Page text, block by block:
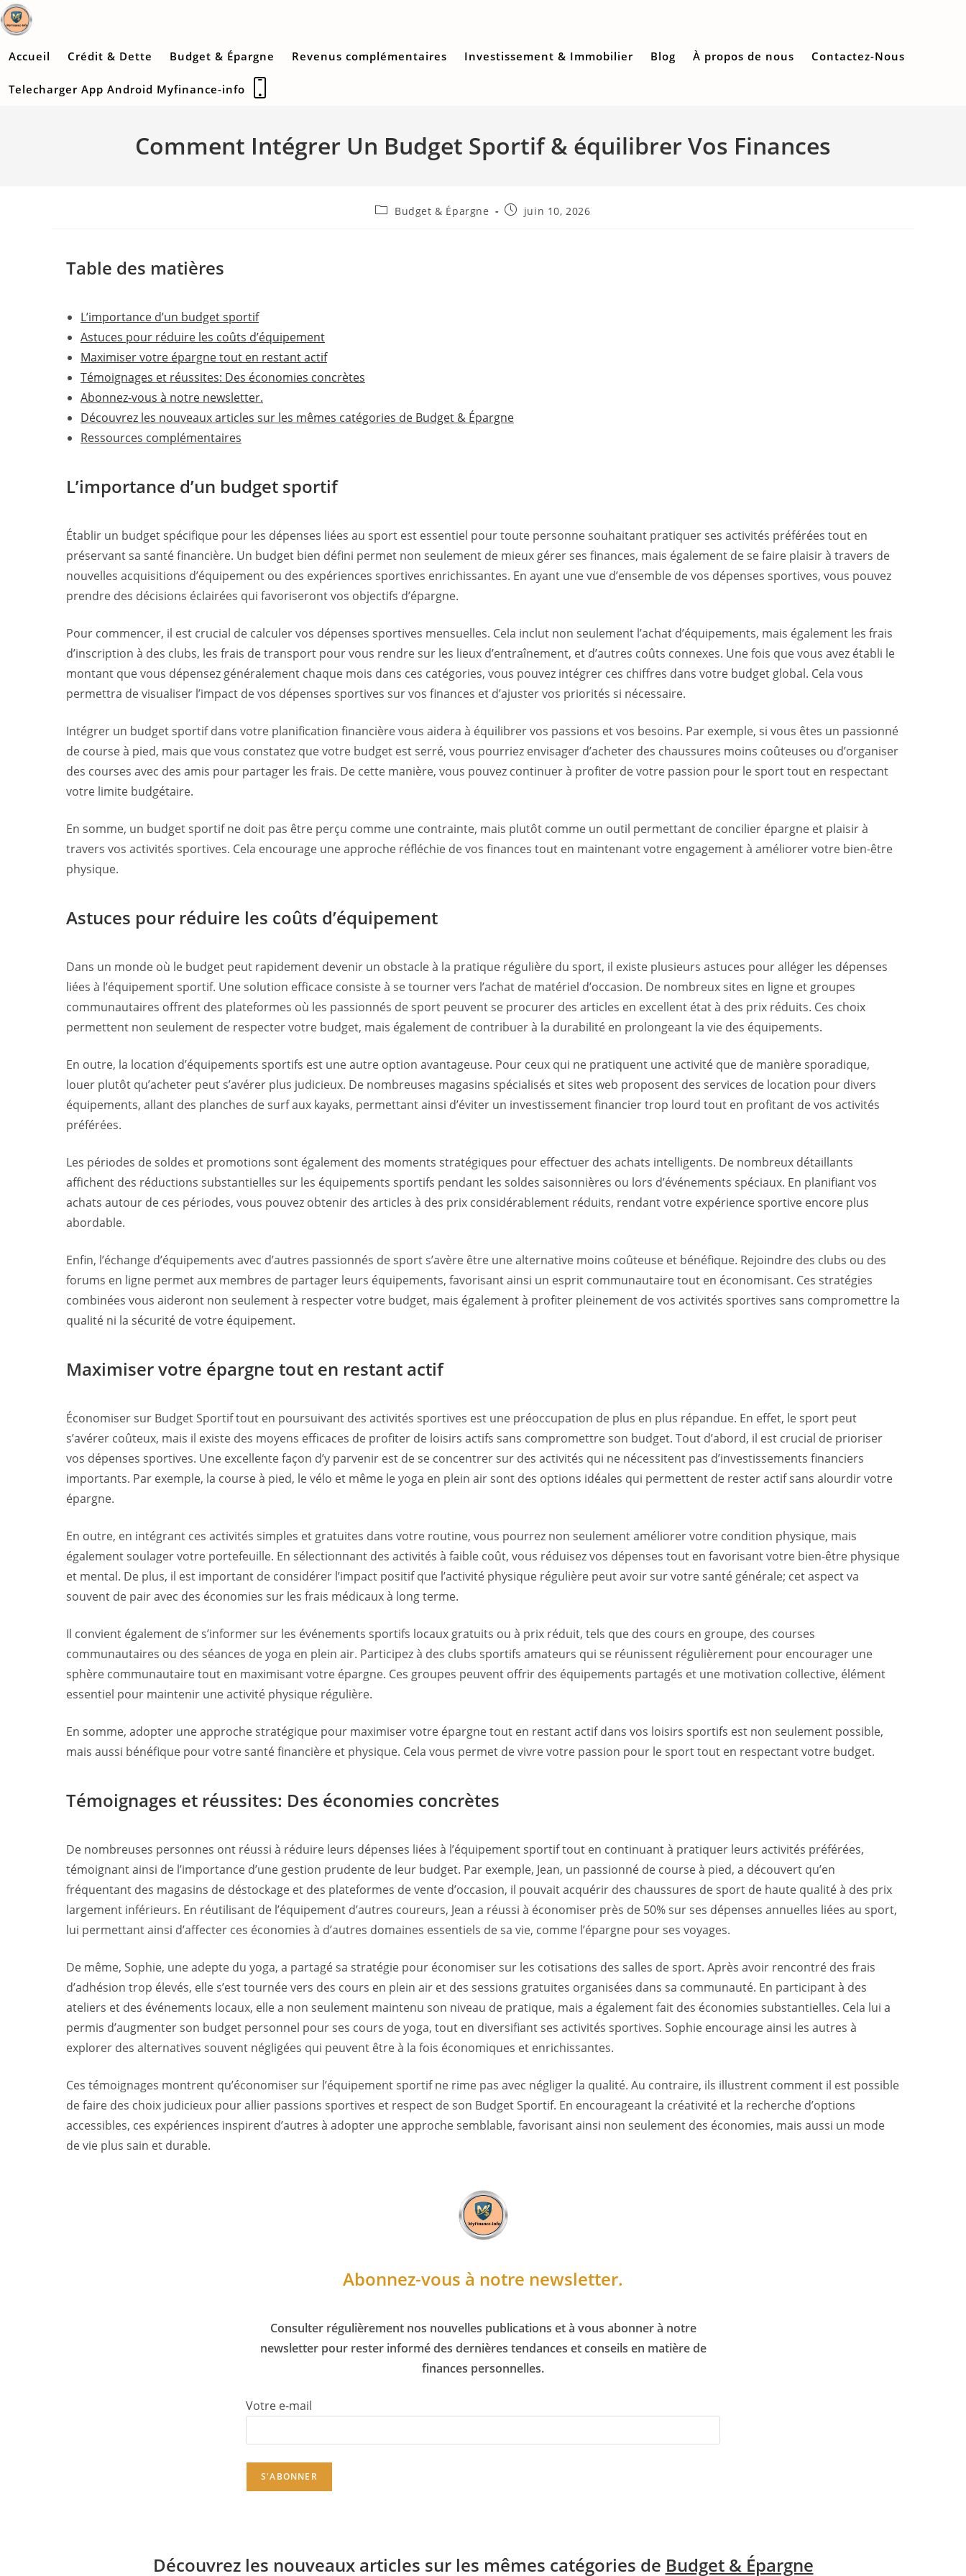
Skip
to
Accueil Crédit & Dette Budget & Épargne Revenus complémentaires Investissement & Immobilier Blog À propos de nous Contactez-Nous
Telecharger App Android Myfinance-info
Comment Intégrer Un Budget Sportif & équilibrer Vos Finances
PostBudget & Épargne
Publication
juin 10, 2026
Table des matières
L’importance d’un budget sportif
Astuces pour réduire les coûts d’équipement
Maximiser votre épargne tout en restant actif
Témoignages et réussites: Des économies concrètes
Abonnez-vous à notre newsletter.
Découvrez les nouveaux articles sur les mêmes catégories de Budget & Épargne
Ressources complémentaires
L’importance d’un budget sportif
Établir un budget spécifique pour les dépenses liées au sport est essentiel pour toute personne souhaitant pratiquer ses activités préférées tout en
préservant sa santé financière. Un budget bien défini permet non seulement de mieux gérer ses finances, mais également de se faire plaisir à travers de
nouvelles acquisitions d’équipement ou des expériences sportives enrichissantes. En ayant une vue d’ensemble de vos dépenses sportives, vous pouvez
prendre des décisions éclairées qui favoriseront vos objectifs d’épargne.
Pour commencer, il est crucial de calculer vos dépenses sportives mensuelles. Cela inclut non seulement l’achat d’équipements, mais également les frais
d’inscription à des clubs, les frais de transport pour vous rendre sur les lieux d’entraînement, et d’autres coûts connexes. Une fois que vous avez établi le
montant que vous dépensez généralement chaque mois dans ces catégories, vous pouvez intégrer ces chiffres dans votre budget global. Cela vous
permettra de visualiser l’impact de vos dépenses sportives sur vos finances et d’ajuster vos priorités si nécessaire.
Intégrer un budget sportif dans votre planification financière vous aidera à équilibrer vos passions et vos besoins. Par exemple, si vous êtes un passionné
de course à pied, mais que vous constatez que votre budget est serré, vous pourriez envisager d’acheter des chaussures moins coûteuses ou d’organiser
des courses avec des amis pour partager les frais. De cette manière, vous pouvez continuer à profiter de votre passion pour le sport tout en respectant
votre limite budgétaire.
En somme, un budget sportif ne doit pas être perçu comme une contrainte, mais plutôt comme un outil permettant de concilier épargne et plaisir à
travers vos activités sportives. Cela encourage une approche réfléchie de vos finances tout en maintenant votre engagement à améliorer votre bien-être
physique.
Astuces pour réduire les coûts d’équipement
Dans un monde où le budget peut rapidement devenir un obstacle à la pratique régulière du sport, il existe plusieurs astuces pour alléger les dépenses
liées à l’équipement sportif. Une solution efficace consiste à se tourner vers l’achat de matériel d’occasion. De nombreux sites en ligne et groupes
communautaires offrent des plateformes où les passionnés de sport peuvent se procurer des articles en excellent état à des prix réduits. Ces choix
permettent non seulement de respecter votre budget, mais également de contribuer à la durabilité en prolongeant la vie des équipements.
En outre, la location d’équipements sportifs est une autre option avantageuse. Pour ceux qui ne pratiquent une activité que de manière sporadique,
louer plutôt qu’acheter peut s’avérer plus judicieux. De nombreuses magasins spécialisés et sites web proposent des services de location pour divers
équipements, allant des planches de surf aux kayaks, permettant ainsi d’éviter un investissement financier trop lourd tout en profitant de vos activités
préférées.
Les périodes de soldes et promotions sont également des moments stratégiques pour effectuer des achats intelligents. De nombreux détaillants
affichent des réductions substantielles sur les équipements sportifs pendant les soldes saisonnières ou lors d’événements spéciaux. En planifiant vos
achats autour de ces périodes, vous pouvez obtenir des articles à des prix considérablement réduits, rendant votre expérience sportive encore plus
abordable.
Enfin, l’échange d’équipements avec d’autres passionnés de sport s’avère être une alternative moins coûteuse et bénéfique. Rejoindre des clubs ou des
forums en ligne permet aux membres de partager leurs équipements, favorisant ainsi un esprit communautaire tout en économisant. Ces stratégies
combinées vous aideront non seulement à respecter votre budget, mais également à profiter pleinement de vos activités sportives sans compromettre la
qualité ni la sécurité de votre équipement.
Maximiser votre épargne tout en restant actif
Économiser sur Budget Sportif tout en poursuivant des activités sportives est une préoccupation de plus en plus répandue. En effet, le sport peut
s’avérer coûteux, mais il existe des moyens efficaces de profiter de loisirs actifs sans compromettre son budget. Tout d’abord, il est crucial de prioriser
vos dépenses sportives. Une excellente façon d’y parvenir est de se concentrer sur des activités qui ne nécessitent pas d’investissements financiers
importants. Par exemple, la course à pied, le vélo et même le yoga en plein air sont des options idéales qui permettent de rester actif sans alourdir votre
épargne.
En outre, en intégrant ces activités simples et gratuites dans votre routine, vous pourrez non seulement améliorer votre condition physique, mais
également soulager votre portefeuille. En sélectionnant des activités à faible coût, vous réduisez vos dépenses tout en favorisant votre bien-être physique
et mental. De plus, il est important de considérer l’impact positif que l’activité physique régulière peut avoir sur votre santé générale; cet aspect va
souvent de pair avec des économies sur les frais médicaux à long terme.
Il convient également de s’informer sur les événements sportifs locaux gratuits ou à prix réduit, tels que des cours en groupe, des courses
communautaires ou des séances de yoga en plein air. Participez à des clubs sportifs amateurs qui se réunissent régulièrement pour encourager une
sphère communautaire tout en maximisant votre épargne. Ces groupes peuvent offrir des équipements partagés et une motivation collective, élément
essentiel pour maintenir une activité physique régulière.
En somme, adopter une approche stratégique pour maximiser votre épargne tout en restant actif dans vos loisirs sportifs est non seulement possible,
mais aussi bénéfique pour votre santé financière et physique. Cela vous permet de vivre votre passion pour le sport tout en respectant votre budget.
Témoignages et réussites: Des économies concrètes
De nombreuses personnes ont réussi à réduire leurs dépenses liées à l’équipement sportif tout en continuant à pratiquer leurs activités préférées,
témoignant ainsi de l’importance d’une gestion prudente de leur budget. Par exemple, Jean, un passionné de course à pied, a découvert qu’en
fréquentant des magasins de déstockage et des plateformes de vente d’occasion, il pouvait acquérir des chaussures de sport de haute qualité à des prix
largement inférieurs. En réutilisant de l’équipement d’autres coureurs, Jean a réussi à économiser près de 50% sur ses dépenses annuelles liées au sport,
lui permettant ainsi d’affecter ces économies à d’autres domaines essentiels de sa vie, comme l’épargne pour ses voyages.
De même, Sophie, une adepte du yoga, a partagé sa stratégie pour économiser sur les cotisations des salles de sport. Après avoir rencontré des frais
d’adhésion trop élevés, elle s’est tournée vers des cours en plein air et des sessions gratuites organisées dans sa communauté. En participant à des
ateliers et des événements locaux, elle a non seulement maintenu son niveau de pratique, mais a également fait des économies substantielles. Cela lui a
permis d’augmenter son budget personnel pour ses cours de yoga, tout en diversifiant ses activités sportives. Sophie encourage ainsi les autres à
explorer des alternatives souvent négligées qui peuvent être à la fois économiques et enrichissantes.
Ces témoignages montrent qu’économiser sur l’équipement sportif ne rime pas avec négliger la qualité. Au contraire, ils illustrent comment il est possible
de faire des choix judicieux pour allier passions sportives et respect de son Budget Sportif. En encourageant la créativité et la recherche d’options
accessibles, ces expériences inspirent d’autres à adopter une approche semblable, favorisant ainsi non seulement des économies, mais aussi un mode
de vie plus sain et durable.
Abonnez-vous à notre newsletter.
Consulter régulièrement nos nouvelles publications et à vous abonner à notre
newsletter pour rester informé des dernières tendances et conseils en matière de
finances personnelles.
Votre e-mail
Découvrez les nouveaux articles sur les mêmes catégories de Budget & Épargne